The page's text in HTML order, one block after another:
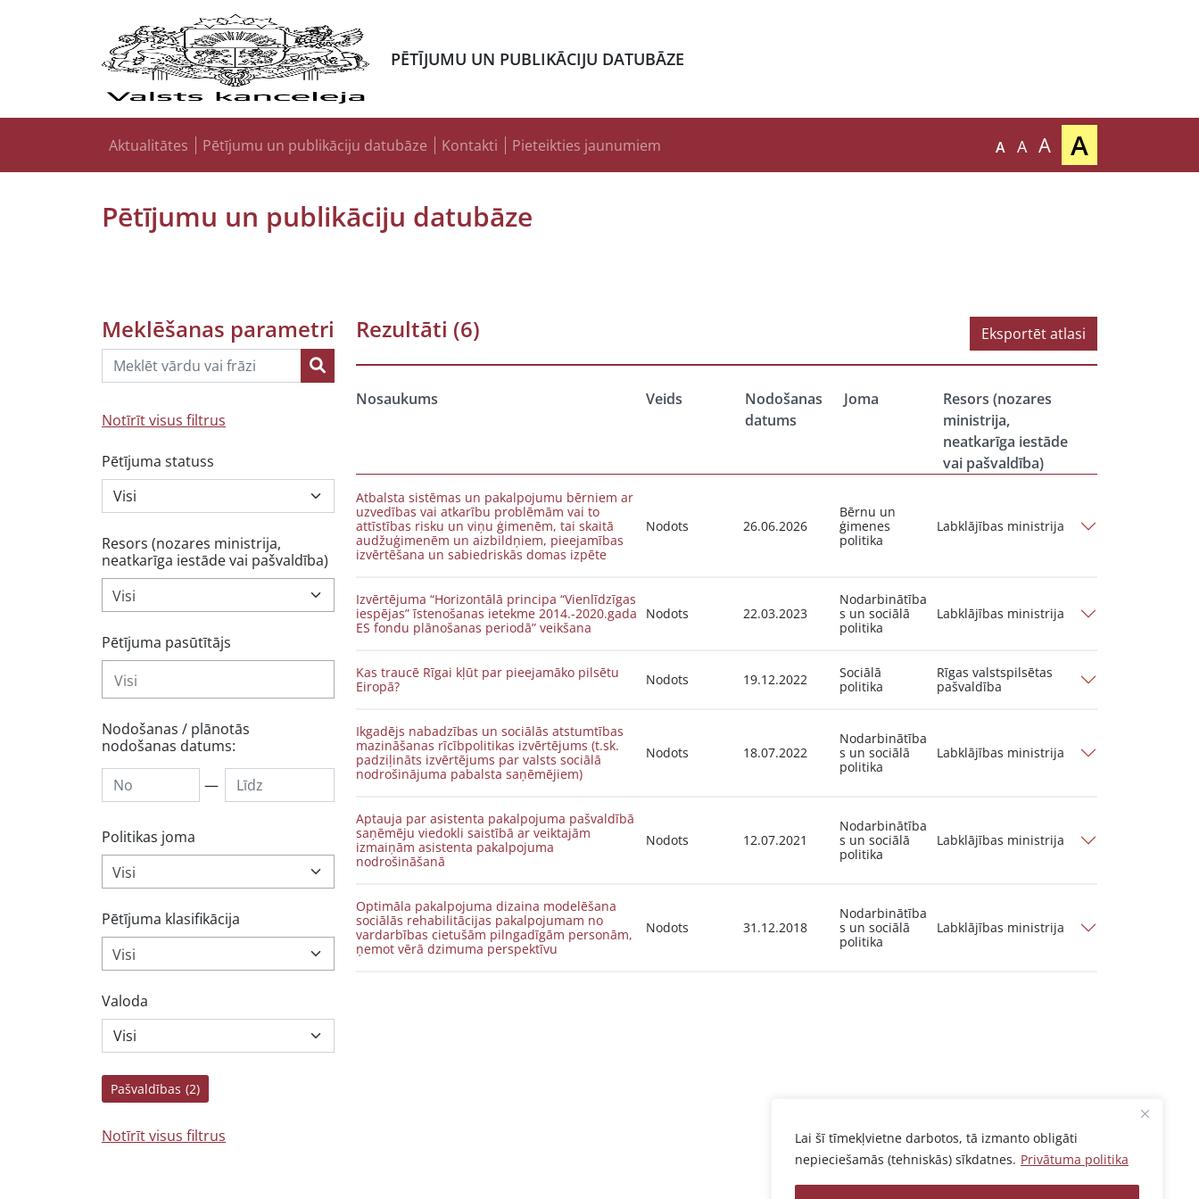
Lai šī tīmekļvietne darbotos, tā izmanto obligāti
nepieciešamās (tehniskās) sīkdatnes. Privātuma politika
PĒTĪJUMU UN PUBLIKĀCIJU DATUBĀZE
Aktualitātes Pētījumu un publikāciju datubāze Kontakti Pieteikties jaunumiem A A A
A
Pētījumu un publikāciju datubāze
Meklēšanas parametri
Notīrīt visus filtrus
Pētījuma statuss
Resors (nozares ministrija,
neatkarīga iestāde vai pašvaldība)
Visi
Pētījuma pasūtītājs
Nodošanas / plānotās
nodošanas datums:
—
Politikas joma
Visi
Pētījuma klasifikācija
Visi
Valoda
Pašvaldības (2)
Notīrīt visus filtrus
Rezultāti (6) Eksportēt atlasi
Nosaukums Veids
Nodošanas
datums
Joma
Resors (nozares
ministrija,
neatkarīga iestāde
vai pašvaldība)
Atbalsta sistēmas un pakalpojumu bērniem ar
uzvedības vai atkarību problēmām vai to
attīstības risku un viņu ģimenēm, tai skaitā
audžuģimenēm un aizbildņiem, pieejamības
izvērtēšana un sabiedriskās domas izpēte
Nodots 26.06.2026
Bērnu un
ģimenes
politika
Labklājības ministrija
Izvērtējuma “Horizontālā principa “Vienlīdzīgas
iespējas” īstenošanas ietekme 2014.-2020.gada
ES fondu plānošanas periodā” veikšana
Nodots 22.03.2023
Nodarbinātība
s un sociālā
politika
Labklājības ministrija
Kas traucē Rīgai kļūt par pieejamāko pilsētu
Eiropā?
Nodots 19.12.2022
Sociālā
politika
Rīgas valstspilsētas
pašvaldība
Ikgadējs nabadzības un sociālās atstumtības
mazināšanas rīcībpolitikas izvērtējums (t.sk.
padziļināts izvērtējums par valsts sociālā
nodrošinājuma pabalsta saņēmējiem)
Nodots 18.07.2022
Nodarbinātība
s un sociālā
politika
Labklājības ministrija
Aptauja par asistenta pakalpojuma pašvaldībā
saņēmēju viedokli saistībā ar veiktajām
izmaiņām asistenta pakalpojuma
nodrošināšanā
Nodots 12.07.2021
Nodarbinātība
s un sociālā
politika
Labklājības ministrija
Optimāla pakalpojuma dizaina modelēšana
sociālās rehabilitācijas pakalpojumam no
vardarbības cietušām pilngadīgām personām,
ņemot vērā dzimuma perspektīvu
Nodots 31.12.2018
Nodarbinātība
s un sociālā
politika
Labklājības ministrija